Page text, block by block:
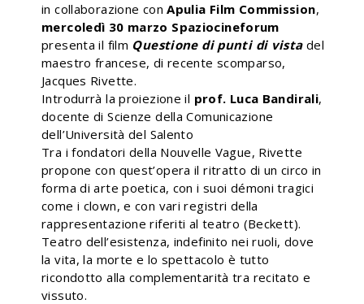
in collaborazione conApulia Film Commission,
mercoledì 30 marzo Spaziocineforum
presenta il film Questione di punti di vista del
maestro francese, di recente scomparso,
Jacques Rivette.
Introdurrà la proiezione il prof. Luca Bandirali,
docente di Scienze della Comunicazione
dell’Università del Salento
Tra i fondatori della Nouvelle Vague, Rivette
propone con quest’opera il ritratto di un circo in
forma di arte poetica, con i suoi démoni tragici
come i clown, e con vari registri della
rappresentazione riferiti al teatro (Beckett).
Teatro dell’esistenza, indefinito nei ruoli, dove
la vita, la morte e lo spettacolo è tutto
ricondotto alla complementarità tra recitato e
vissuto.